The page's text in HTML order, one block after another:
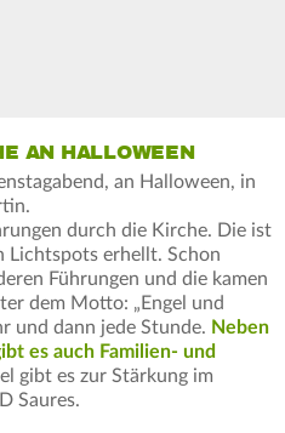
AN HALLOWEEN
an Halloween, in
durch die Kirche. Die ist
Lichtspots erhellt. Schon
Führungen und die kamen
dem Motto: „Engel und
und dann jede Stunde. Neben
es auch Familien- und
gibt es zur Stärkung im
Saures.